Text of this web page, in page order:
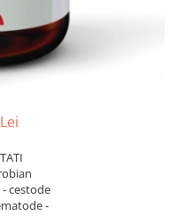
cestode
-